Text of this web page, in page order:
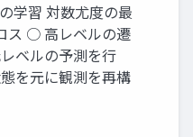
学習 対数尤度の最
ス ○ 高レベルの遷
ベルの予測を行
を元に観測を再構